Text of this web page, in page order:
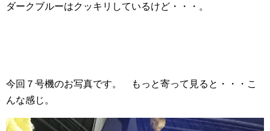
ダークブルーはクッキリしているけど・・・。
今回７号機のお写真です。 もっと寄って見ると・・・こ
んな感じ。